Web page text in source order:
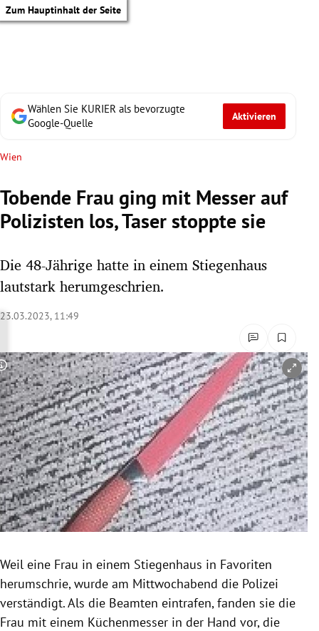
Zum Hauptinhalt der Seite
Untermenü
Untermenü
Untermenü
Untermenü
Untermenü
Untermenü
Untermenü
Wählen Sie KURIER als bevorzugte
Google-Quelle
Aktivieren
Wien
Tobende Frau ging mit Messer auf
Polizisten los, Taser stoppte sie
Die 48-Jährige hatte in einem Stiegenhaus
lautstark herumgeschrien.
23.03.2023, 11:49
Copyright-Hinweis öffnen/schließen
Weil eine Frau in einem Stiegenhaus in Favoriten
herumschrie, wurde am Mittwochabend die Polizei
verständigt. Als die Beamten eintrafen, fanden sie die
Frau mit einem Küchenmesser in der Hand vor, die